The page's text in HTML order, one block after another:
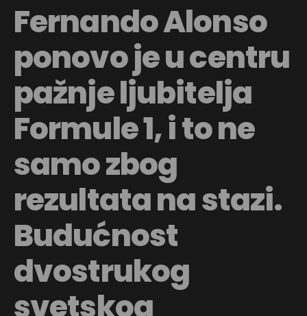
Fernando Alonso
ponovo je u centru
pažnje ljubitelja
Formule 1, i to ne
samo zbog
rezultata na stazi.
Budućnost
dvostrukog
svetskog